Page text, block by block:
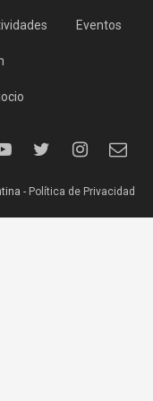
Eventos
- Política de Privacidad